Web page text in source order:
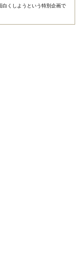
くしようという特別企画で